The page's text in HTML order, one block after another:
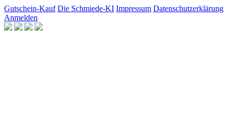
Gutschein-Kauf Die Schmiede-KI Impressum Datenschutzerklärung
Anmelden